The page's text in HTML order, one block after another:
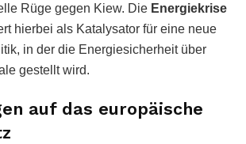
Rüge gegen Kiew. Die Energiekrise
hierbei als Katalysator für eine neue
in der die Energiesicherheit über
gestellt wird.
auf das europäische